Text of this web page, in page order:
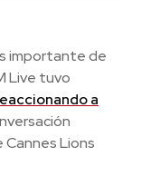
importante de
Live tuvo
a
Lions